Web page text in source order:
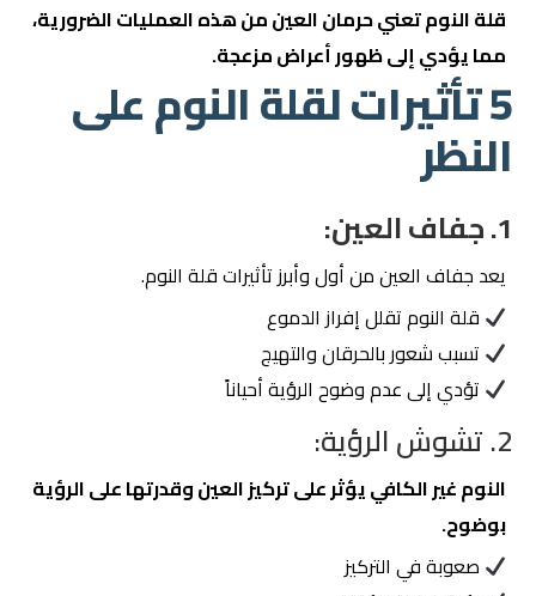
قلة النوم تعني حرمان العين من هذه العمليات الضرورية،
مما يؤدي إلى ظهور أعراض مزعجة.
5 تأثيرات لقلة النوم على
النظر
1. جفاف العين:
يعد جفاف العين من أول وأبرز تأثيرات قلة النوم.
قلة النوم تقلل إفراز الدموع
تسبب شعور بالحرقان والتهيج
تؤدي إلى عدم وضوح الرؤية أحياناً
2. تشوش الرؤية:
النوم غير الكافي يؤثر على تركيز العين وقدرتها على الرؤية
بوضوح.
صعوبة في التركيز